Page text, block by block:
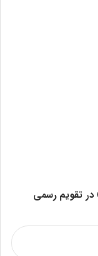
در تقویم رسمی